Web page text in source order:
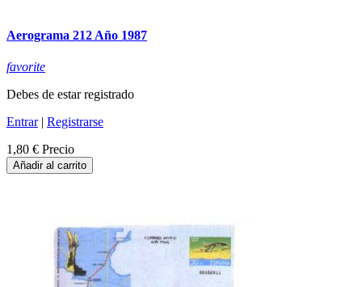
Aerograma 212 Año 1987
favorite
Debes de estar registrado
Entrar| Registrarse
1,80 € Precio
Añadir al carrito